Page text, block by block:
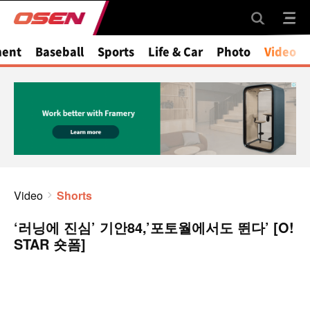
Baseball Sports Life & Car Photo Video
Video Shorts
‘러닝에 진심’ 기안84,’포토월에서도 뛴다’ [O!
STAR 숏폼]